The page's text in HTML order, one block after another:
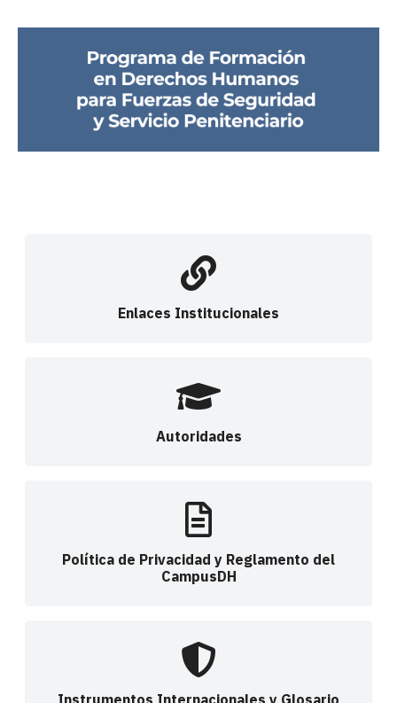
Enlaces Institucionales
Autoridades
Política de Privacidad y Reglamento del
CampusDH
Instrumentos Internacionales y Glosario